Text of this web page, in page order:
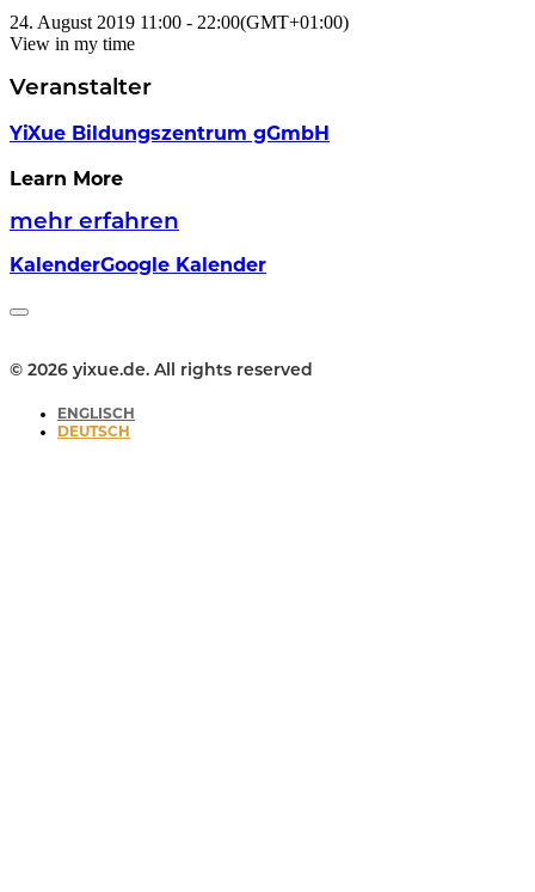
24. August 2019 11:00 - 22:00(GMT+01:00)
View in my time
Veranstalter
YiXue Bildungszentrum gGmbH
Learn More
mehr erfahren
KalenderGoogle Kalender
© 2026 yixue.de. All rights reserved
ENGLISCH
DEUTSCH